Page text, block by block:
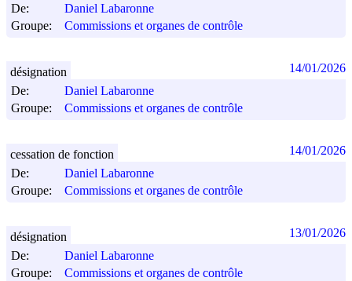
De:
Daniel Labaronne
Groupe:
Commissions et organes de contrôle
De:
Daniel Labaronne
Groupe:
Commissions et organes de contrôle
désignation 14/01/2026
De:
Daniel Labaronne
Groupe:
Commissions et organes de contrôle
cessation de fonction 14/01/2026
De:
Daniel Labaronne
Groupe:
Commissions et organes de contrôle
désignation 13/01/2026